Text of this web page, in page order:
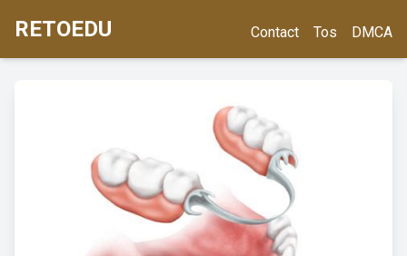
RETOEDU Contact Tos DMCA